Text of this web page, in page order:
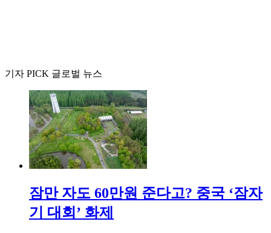
기자 PICK 글로벌 뉴스
잠만 자도 60만원 준다고? 중국 ‘잠자
기 대회’ 화제